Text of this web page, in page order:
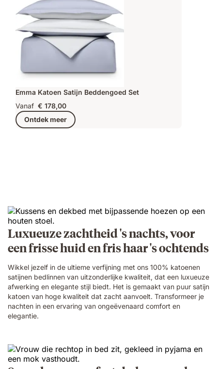
Emma Katoen Satijn Beddengoed Set
Vanaf € 178,00
Ontdek meer
Luxueuze zachtheid 's nachts, voor
een frisse huid en fris haar 's ochtends
Wikkel jezelf in de ultieme verfijning met ons 100% katoenen
satijnen bedlinnen van uitzonderlijke kwaliteit, dat een luxueuze
afwerking en elegante stijl biedt. Het is gemaakt van puur satijn
katoen van hoge kwaliteit dat zacht aanvoelt. Transformeer je
nachten in een ervaring van ongeëvenaard comfort en
elegantie.